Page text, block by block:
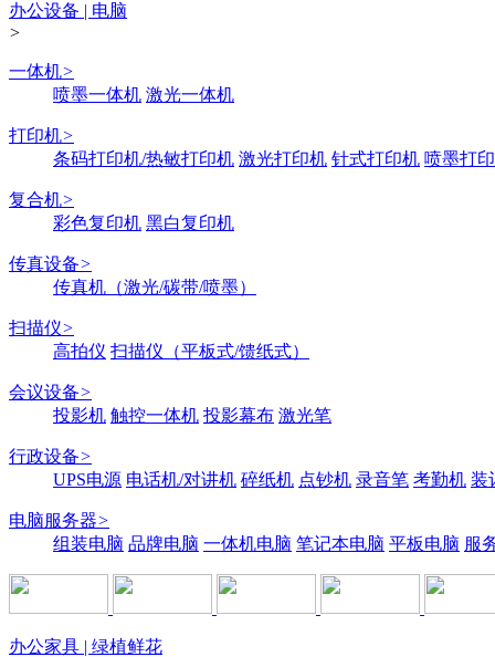
办公设备 | 电脑
>
一体机>
喷墨一体机 激光一体机
打印机>
条码打印机/热敏打印机 激光打印机 针式打印机 喷墨打
复合机>
彩色复印机 黑白复印机
传真设备>
传真机（激光/碳带/喷墨）
扫描仪>
高拍仪 扫描仪（平板式/馈纸式）
会议设备>
投影机 触控一体机 投影幕布 激光笔
行政设备>
UPS电源 电话机/对讲机 碎纸机 点钞机 录音笔 考勤机 装
电脑服务器>
组装电脑 品牌电脑 一体机电脑 笔记本电脑 平板电脑 服
办公家具 | 绿植鲜花